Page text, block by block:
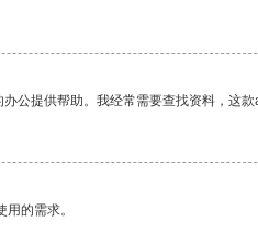
公提供帮助。我经常需要查找资料，这
的需求。